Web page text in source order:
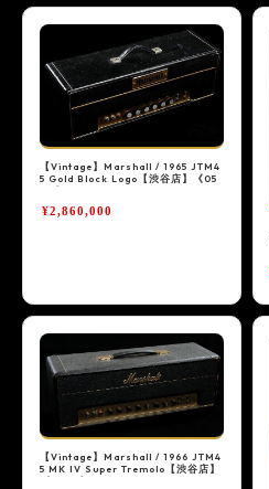
【Vintage】Marshall / 1965 JTM4
5 Gold Block Logo【渋谷店】《05
VG》
¥2,860,000
【Vintage】Marshall / 1966 JTM4
5 MK IV Super Tremolo【渋谷店】
《05VG》